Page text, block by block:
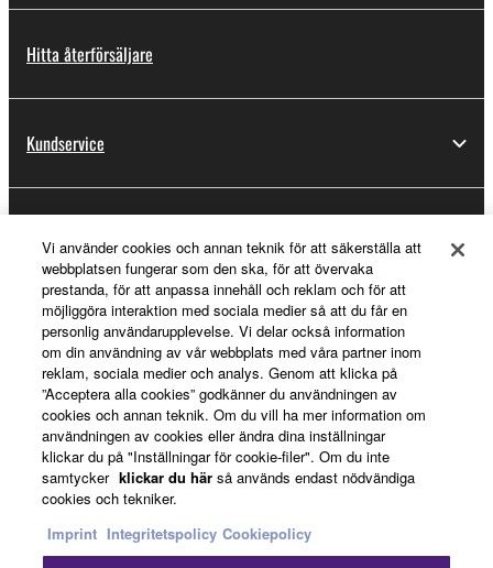
Hitta återförsäljare
Kundservice
Om Yamaha
Sverige - Swedish
Business
Vi använder cookies och annan teknik för att säkerställa att
webbplatsen fungerar som den ska, för att övervaka
prestanda, för att anpassa innehåll och reklam och för att
möjliggöra interaktion med sociala medier så att du får en
personlig användarupplevelse. Vi delar också information
om din användning av vår webbplats med våra partner inom
reklam, sociala medier och analys. Genom att klicka på
”Acceptera alla cookies” godkänner du användningen av
cookies och annan teknik. Om du vill ha mer information om
användningen av cookies eller ändra dina inställningar
klickar du på "Inställningar för cookie-filer". Om du inte
samtycker klickar du här så används endast nödvändiga
cookies och tekniker.
Imprint Integritetspolicy Cookiepolicy